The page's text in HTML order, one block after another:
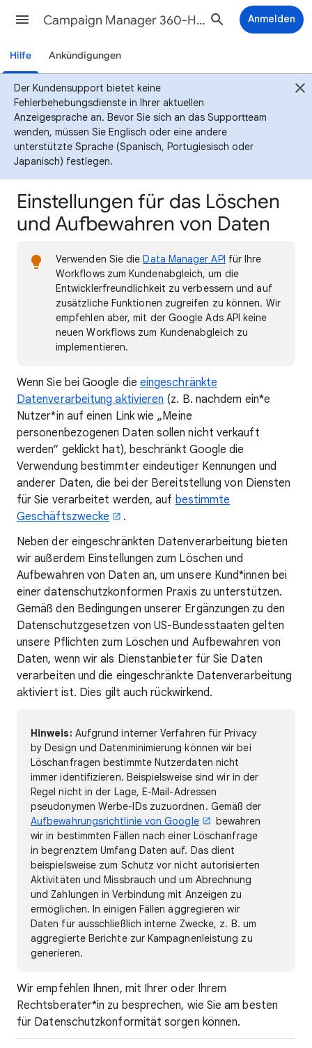
Campaign Manager 360-Hilfe Anmelden
Hilfe Ankündigungen
Der Kundensupport bietet keine
Fehlerbehebungsdienste in Ihrer aktuellen
Anzeigesprache an. Bevor Sie sich an das Supportteam
wenden, müssen Sie Englisch oder eine andere
unterstützte Sprache (Spanisch, Portugiesisch oder
Japanisch) festlegen.
Einstellungen für das Löschen
und Aufbewahren von Daten
Verwenden Sie dieData Manager API für Ihre
Workflows zum Kundenabgleich, um die
Entwicklerfreundlichkeit zu verbessern und auf
zusätzliche Funktionen zugreifen zu können. Wir
empfehlen aber, mit der Google Ads API keine
neuen Workflows zum Kundenabgleich zu
implementieren.
Wenn Sie bei Google die eingeschränkte
Datenverarbeitung aktivieren (z. B. nachdem ein*e
Nutzer*in auf einen Link wie „Meine
personenbezogenen Daten sollen nicht verkauft
werden“ geklickt hat), beschränkt Google die
Verwendung bestimmter eindeutiger Kennungen und
anderer Daten, die bei der Bereitstellung von Diensten
für Sie verarbeitet werden, auf bestimmte
Geschäftszwecke
.
Neben der eingeschränkten Datenverarbeitung bieten
wir außerdem Einstellungen zum Löschen und
Aufbewahren von Daten an, um unsere Kund*innen bei
einer datenschutzkonformen Praxis zu unterstützen.
Gemäß den Bedingungen unserer Ergänzungen zu den
Datenschutzgesetzen von US-Bundesstaaten gelten
unsere Pflichten zum Löschen und Aufbewahren von
Daten, wenn wir als Dienstanbieter für Sie Daten
verarbeiten und die eingeschränkte Datenverarbeitung
aktiviert ist. Dies gilt auch rückwirkend.
Hinweis: Aufgrund interner Verfahren für Privacy
by Design und Datenminimierung können wir bei
Löschanfragen bestimmte Nutzerdaten nicht
immer identifizieren. Beispielsweise sind wir in der
Regel nicht in der Lage, E-Mail-Adressen
pseudonymen Werbe-IDs zuzuordnen. Gemäß der
Aufbewahrungsrichtlinie von Google
bewahren
wir in bestimmten Fällen nach einer Löschanfrage
in begrenztem Umfang Daten auf. Das dient
beispielsweise zum Schutz vor nicht autorisierten
Aktivitäten und Missbrauch und um Abrechnung
und Zahlungen in Verbindung mit Anzeigen zu
ermöglichen. In einigen Fällen aggregieren wir
Daten für ausschließlich interne Zwecke, z. B. um
aggregierte Berichte zur Kampagnenleistung zu
generieren.
Wir empfehlen Ihnen, mit Ihrer oder Ihrem
Rechtsberater*in zu besprechen, wie Sie am besten
für Datenschutzkonformität sorgen können.